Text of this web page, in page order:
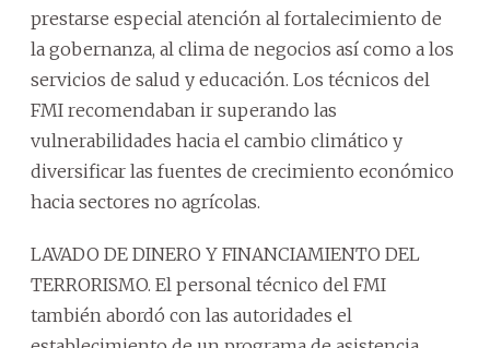
prestarse especial atención al fortalecimiento de
la gobernanza, al clima de negocios así como a los
servicios de salud y educación. Los técnicos del
FMI recomendaban ir superando las
vulnerabilidades hacia el cambio climático y
diversificar las fuentes de crecimiento económico
hacia sectores no agrícolas.
LAVADO DE DINERO Y FINANCIAMIENTO DEL
TERRORISMO. El personal técnico del FMI
también abordó con las autoridades el